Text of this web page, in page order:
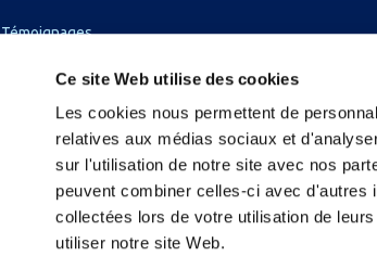
Ce site Web utilise des cookies
Les cookies nous permettent de
relatives aux médias sociaux et
sur l'utilisation de notre site avec nos
peuvent combiner celles-ci avec d'autres
collectées lors de votre utilisation de
utiliser notre site Web.
Témoignages